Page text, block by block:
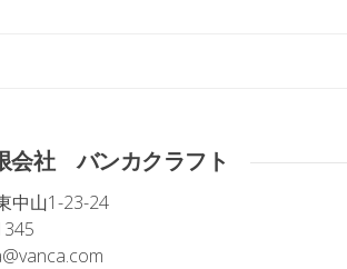
会社 バンカクラフト
中山1-23-24